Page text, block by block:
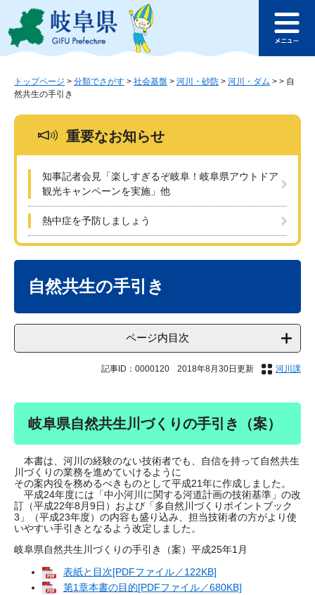
ジ
ュ
このページの本文へ
ュ
トップページ > 分類でさがす > 社会基盤 > 河川・砂防 > 河川・ダム > > 自
然共生の手引き
重要なお知らせ
知事記者会見「楽しすぎるぞ岐阜！岐阜県アウトドア
観光キャンペーンを実施」他
熱中症を予防しましょう
自然共生の手引き
ページ内目次
記事ID：0000120 2018年8月30日更新 河川課
岐阜県自然共生川づくりの手引き（案）
本書は、河川の経験のない技術者でも、自信を持って自然共生
川づくりの業務を進めていけるように
その案内役を務めるべきものとして平成21年に作成しました。
平成24年度には「中小河川に関する河道計画の技術基準」の改
訂（平成22年8月9日）および「多自然川づくりポイントブック
3」（平成23年度）の内容も盛り込み、担当技術者の方がより使
いやすい手引きとなるよう改定しました。
岐阜県自然共生川づくりの手引き（案）平成25年1月
表紙と目次[PDFファイル／122KB]
第1章本書の目的[PDFファイル／680KB]